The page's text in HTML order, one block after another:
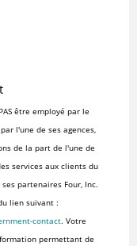
être employé par le
l'une de ses agences,
de la part de l'une de
services aux clients du
partenaires Four, Inc.
lien suivant :
contact. Votre
permettant de